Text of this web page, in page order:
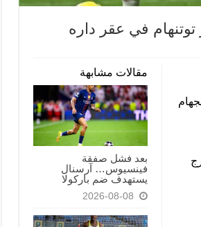
في عقر داره
مقالات مشابهة
بعد فشل صفقة
فينسيوس… آرسنال
يستهدف ضم باركولا
2026-08-08
سيرج